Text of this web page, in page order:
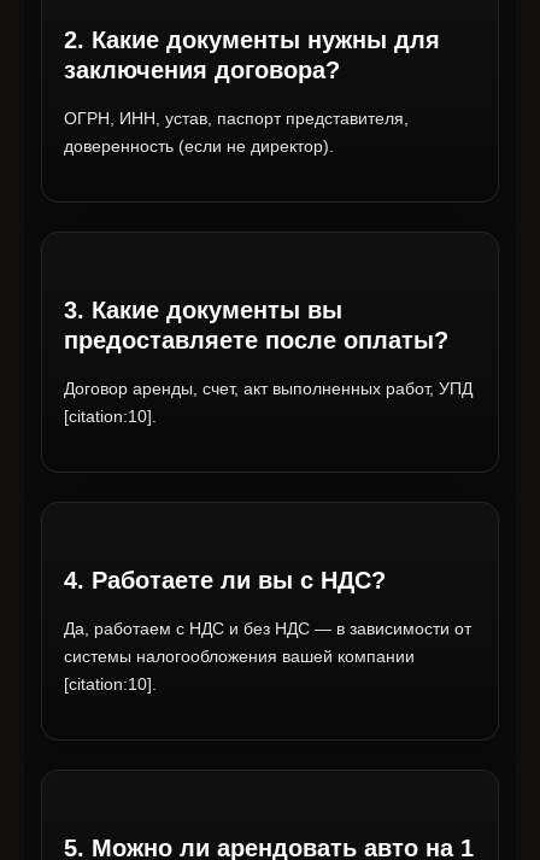
2. Какие документы нужны для
заключения договора?
ОГРН, ИНН, устав, паспорт представителя,
доверенность (если не директор).
3. Какие документы вы
предоставляете после оплаты?
Договор аренды, счет, акт выполненных работ, УПД
[citation:10].
4. Работаете ли вы с НДС?
Да, работаем с НДС и без НДС — в зависимости от
системы налогообложения вашей компании
[citation:10].
5. Можно ли арендовать авто на 1